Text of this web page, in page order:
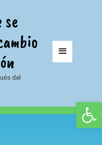
se
del
Menú